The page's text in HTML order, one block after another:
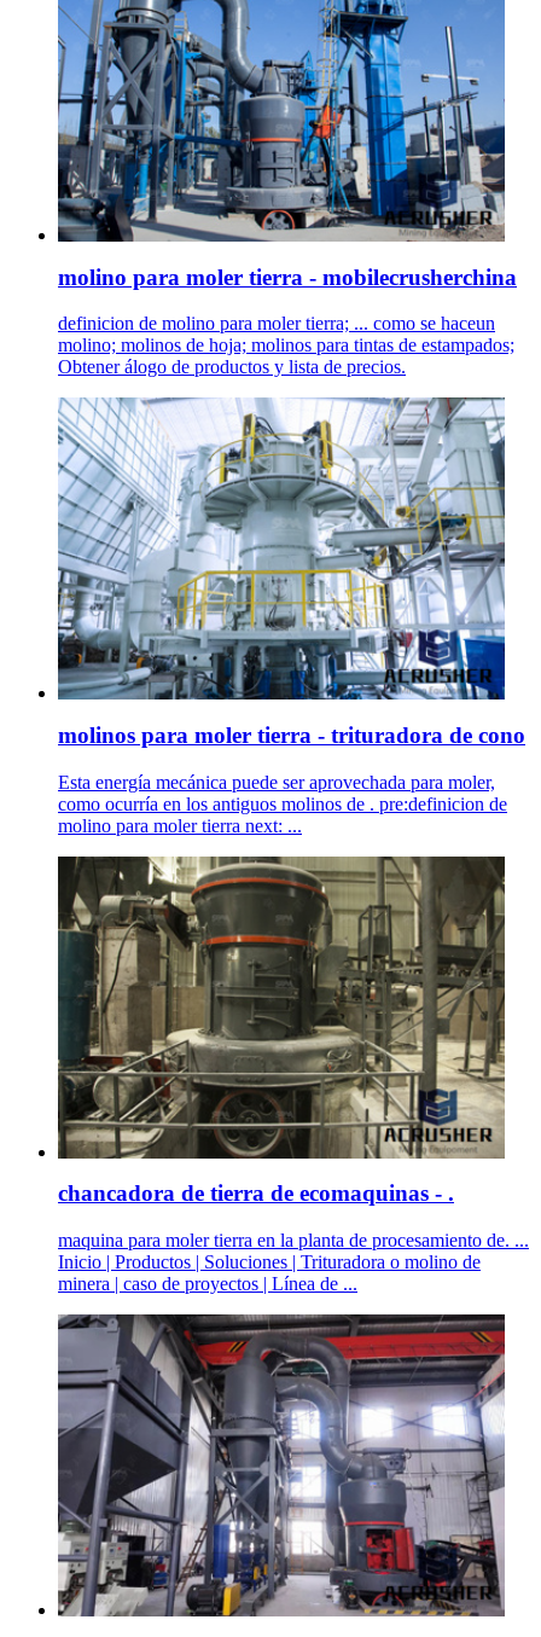
molino para moler tierra - mobilecrusherchina
definicion de molino para moler tierra; ... como se haceun
molino; molinos de hoja; molinos para tintas de estampados;
Obtener álogo de productos y lista de precios.
molinos para moler tierra - trituradora de cono
Esta energía mecánica puede ser aprovechada para moler,
como ocurría en los antiguos molinos de . pre:definicion de
molino para moler tierra next: ...
chancadora de tierra de ecomaquinas - .
maquina para moler tierra en la planta de procesamiento de. ...
Inicio | Productos | Soluciones | Trituradora o molino de
minera | caso de proyectos | Línea de ...